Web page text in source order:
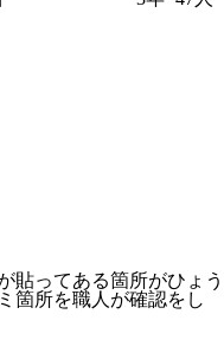
貼ってある箇所がひょう
箇所を職人が確認をし